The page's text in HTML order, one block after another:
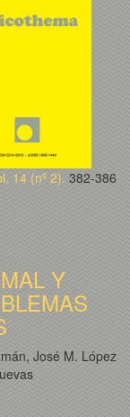
14 (nº 2). 382-386
Y
José M. López